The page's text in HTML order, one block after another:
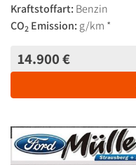
Kraftstoffart: Benzin
CO2 Emission: g/km *
14.900 €